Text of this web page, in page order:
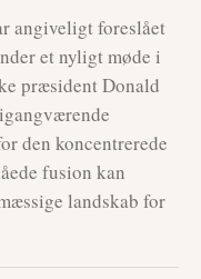
angiveligt foreslået
et nyligt møde i
præsident Donald
den koncentrerede
fusion kan
landskab for